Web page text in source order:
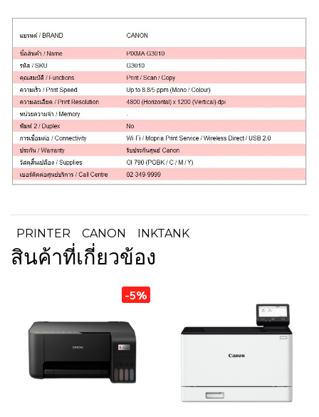
PRINTER CANON INKTANK
สินค้าที่เกี่ยวข้อง
-5%